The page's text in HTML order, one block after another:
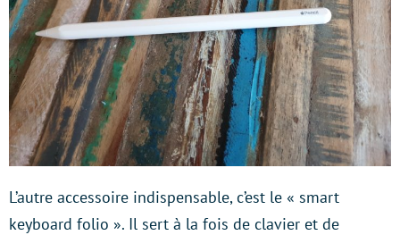
L’autre accessoire indispensable, c’est le « smart
keyboard folio ». Il sert à la fois de clavier et de